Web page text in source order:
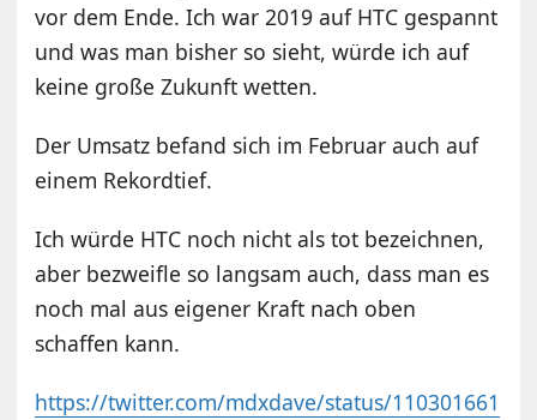
vor dem Ende. Ich war 2019 auf HTC gespannt
und was man bisher so sieht, würde ich auf
keine große Zukunft wetten.
Der Umsatz befand sich im Februar auch auf
einem Rekordtief.
Ich würde HTC noch nicht als tot bezeichnen,
aber bezweifle so langsam auch, dass man es
noch mal aus eigener Kraft nach oben
schaffen kann.
https://twitter.com/mdxdave/status/110301661